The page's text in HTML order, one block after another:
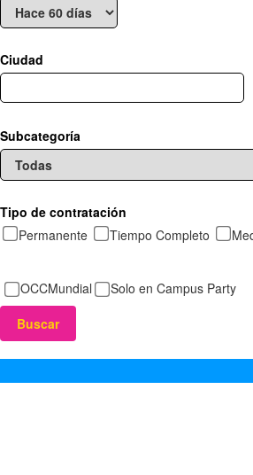
Ciudad
Subcategoría
Tipo de contratación
Permanente
Tiempo Completo
OCCMundial Solo en Campus Party